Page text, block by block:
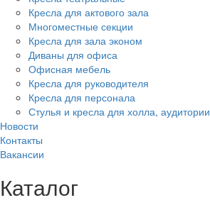
Кресла для актового зала
Многоместные секции
Кресла для зала эконом
Диваны для офиса
Офисная мебель
Кресла для руководителя
Кресла для персонала
Стулья и кресла для холла, аудитории
Новости
Контакты
Вакансии
Каталог